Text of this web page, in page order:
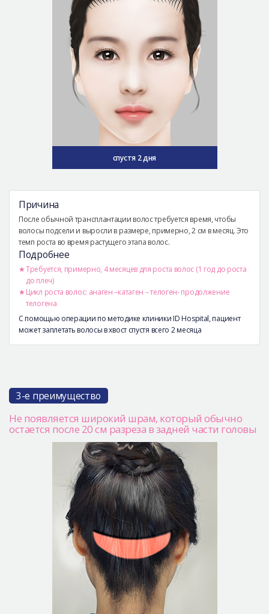
спустя 2 дня
Причина
После обычной трансплантации волос требуется время, чтобы
волосы подсели и выросли в размере, примерно, 2 см в месяц. Это
темп роста во время растущего этапа волос.
Подробнее
Требуется, примерно, 4 месяцев для роста волос (1 год до роста
до плеч)
Цикл роста волос: анаген –катаген – телоген- продолжение
телогена
С помощью операции по методике клиники ID Hospital, пациент
может заплетать волосы в хвост спустя всего 2 месяца
3-е преимущество
Не появляется широкий шрам, который обычно
остается после 20 см разреза в задней части головы